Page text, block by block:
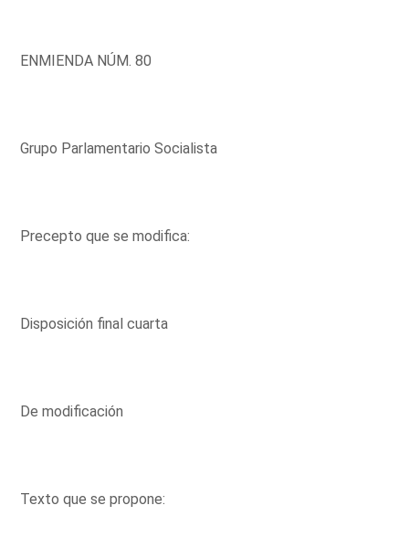
ENMIENDA NÚM. 80
Grupo Parlamentario Socialista
Precepto que se modifica:
Disposición final cuarta
De modificación
Texto que se propone: